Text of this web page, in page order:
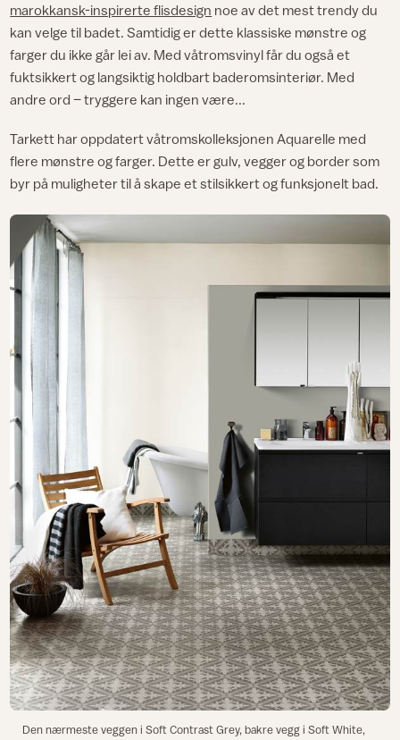
marokkansk-inspirerte flisdesign noe av det mest trendy du
kan velge til badet. Samtidig er dette klassiske mønstre og
farger du ikke går lei av. Med våtromsvinyl får du også et
fuktsikkert og langsiktig holdbart baderomsinteriør. Med
andre ord – tryggere kan ingen være...
Tarkett har oppdatert våtromskolleksjonen Aquarelle med
flere mønstre og farger. Dette er gulv, vegger og border som
byr på muligheter til å skape et stilsikkert og funksjonelt bad.
Den nærmeste veggen i Soft Contrast Grey, bakre vegg i Soft White,